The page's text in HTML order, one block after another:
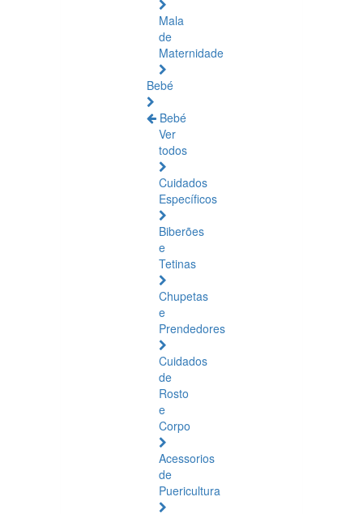
Mala
de
Maternidade
Bebé
Bebé
Ver
todos
Cuidados
Específicos
Biberões
e
Tetinas
Chupetas
e
Prendedores
Cuidados
de
Rosto
e
Corpo
Acessorios
de
Puericultura